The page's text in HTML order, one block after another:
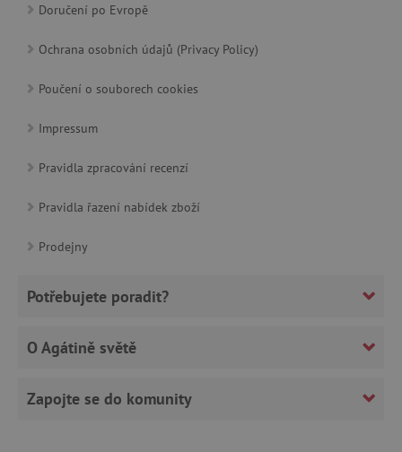
Doručení po Evropě
Ochrana osobních údajů (Privacy Policy)
Poučení o souborech cookies
Impressum
Pravidla zpracování recenzí
Pravidla řazení nabídek zboží
Prodejny
Potřebujete poradit?
O Agátině světě
Zapojte se do komunity
stránek, jako je přihlášení uživatele a správa účtu. Webové
__cf_bm
_lb_ccc .agatinsvet.cz